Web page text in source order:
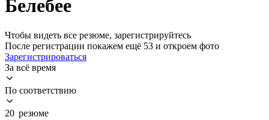
Белебее
Чтобы видеть все резюме, зарегистрируйтесь
После регистрации покажем ещё 53 и откроем фото
Зарегистрироваться
За всё время
По соответствию
20 резюме